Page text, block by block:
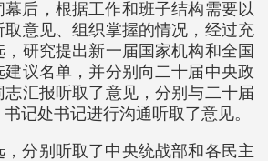
幕后，根据工作和班子结构需要以
取意见、组织掌握的情况，经过充
研究提出新一届国家机构和全国
议名单，并分别向二十届中央政
汇报听取了意见，分别与二十届
记处书记进行沟通听取了意见。
，分别听取了中央统战部和各民主